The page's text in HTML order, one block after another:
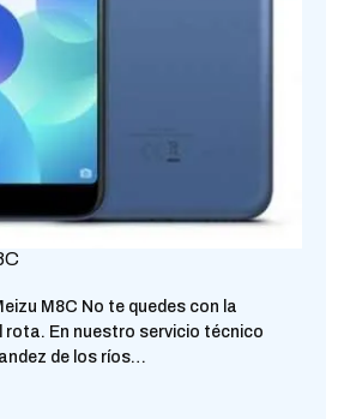
M8C No te quedes con la
rota. En nuestro servicio técnico
de los ríos…